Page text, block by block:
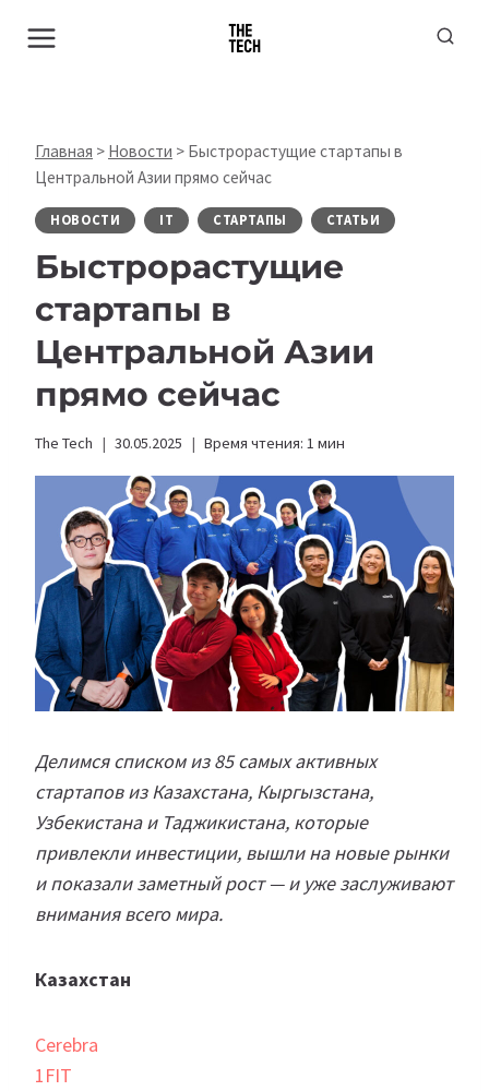
Главная > Новости > Быстрорастущие стартапы в
Центральной Азии прямо сейчас
НОВОСТИ IT СТАРТАПЫ СТАТЬИ
Быстрорастущие
стартапы в
Центральной Азии
прямо сейчас
The Tech 30.05.2025 Время чтения: 1 мин
Делимся списком из 85 самых активных
стартапов из Казахстана, Кыргызстана,
Узбекистана и Таджикистана, которые
привлекли инвестиции, вышли на новые рынки
и показали заметный рост — и уже заслуживают
внимания всего мира.
Казахстан
Cerebra
1FIT